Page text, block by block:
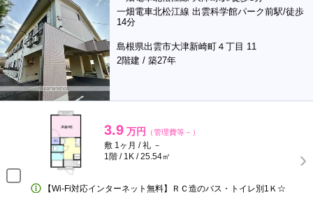
一畑電車北松江線 出雲科学館パーク前駅/徒歩
14分
島根県出雲市大津新崎町４丁目 11
2階建 / 築27年
3.9 万円 （管理費等－）
敷 1ヶ月 / 礼 －
1階 / 1K / 25.54㎡
【Wi-Fi対応インターネット無料】ＲＣ造のバス・トイレ別1Ｋ☆